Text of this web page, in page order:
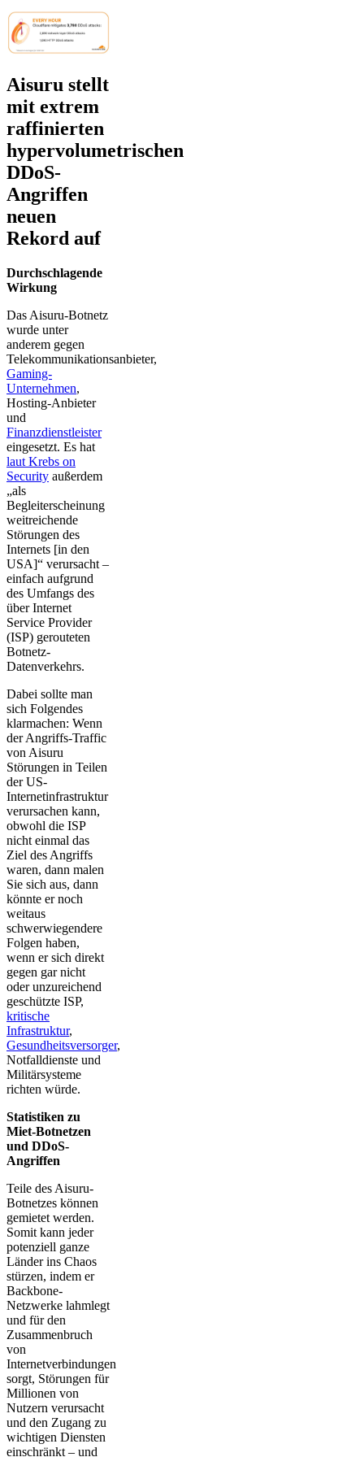
Aisuru stellt
mit extrem
raffinierten
hypervolumetrischen
DDoS-
Angriffen
neuen
Rekord auf
Durchschlagende
Wirkung
Das Aisuru-Botnetz
wurde unter
anderem gegen
Telekommunikationsanbieter,
Gaming-
Unternehmen,
Hosting-Anbieter
und
Finanzdienstleister
eingesetzt. Es hat
laut Krebs on
Security außerdem
„als
Begleiterscheinung
weitreichende
Störungen des
Internets [in den
USA]“ verursacht –
einfach aufgrund
des Umfangs des
über Internet
Service Provider
(ISP) gerouteten
Botnetz-
Datenverkehrs.
Dabei sollte man
sich Folgendes
klarmachen: Wenn
der Angriffs-Traffic
von Aisuru
Störungen in Teilen
der US-
Internetinfrastruktur
verursachen kann,
obwohl die ISP
nicht einmal das
Ziel des Angriffs
waren, dann malen
Sie sich aus, dann
könnte er noch
weitaus
schwerwiegendere
Folgen haben,
wenn er sich direkt
gegen gar nicht
oder unzureichend
geschützte ISP,
kritische
Infrastruktur,
Gesundheitsversorger,
Notfalldienste und
Militärsysteme
richten würde.
Statistiken zu
Miet-Botnetzen
und DDoS-
Angriffen
Teile des Aisuru-
Botnetzes können
gemietet werden.
Somit kann jeder
potenziell ganze
Länder ins Chaos
stürzen, indem er
Backbone-
Netzwerke lahmlegt
und für den
Zusammenbruch
von
Internetverbindungen
sorgt, Störungen für
Millionen von
Nutzern verursacht
und den Zugang zu
wichtigen Diensten
einschränkt – und